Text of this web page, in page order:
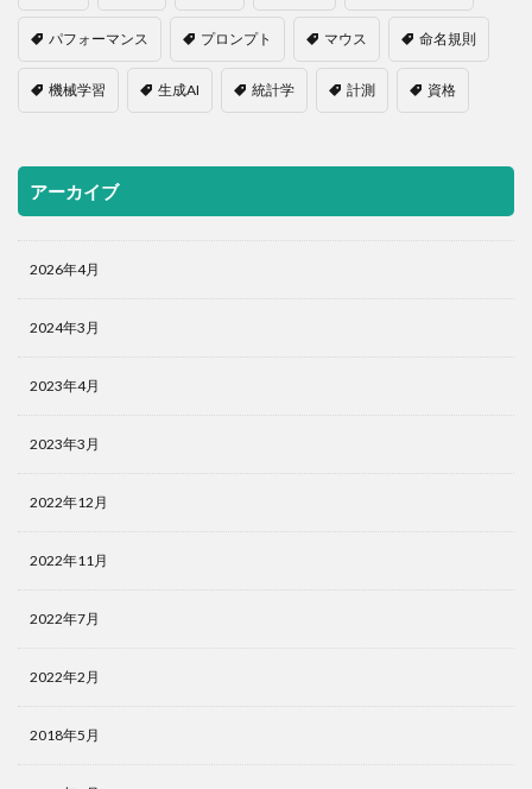
パフォーマンス プロンプト マウス 命名規則
機械学習 生成AI 統計学 計測 資格
アーカイブ
2026年4月
2024年3月
2023年4月
2023年3月
2022年12月
2022年11月
2022年7月
2022年2月
2018年5月